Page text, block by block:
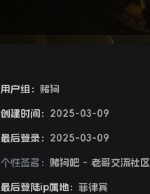
用户组：赌狗
创建时间： 2025-03-09
最后登录： 2025-03-09
个性签名：赌狗吧 - 老哥交流社区
最后登陆ip属地：菲律宾